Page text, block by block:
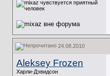
24.08.2010
Aleksey Frozen
Харли-Дэвидсон